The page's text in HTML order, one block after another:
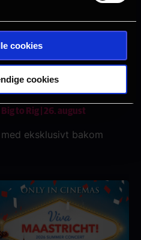
cookies
cookies
to Rig | 26. august
eksklusivt bakom